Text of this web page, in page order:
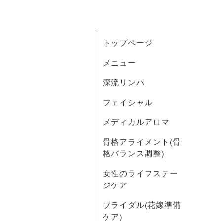
トップページ
メニュー
深流リンパ
フェイシャル
メディカルアロマ
骨格アライメント(骨
格バランス調整)
女性のライフステー
ジケア
ブライダル(花嫁準備
ケア)